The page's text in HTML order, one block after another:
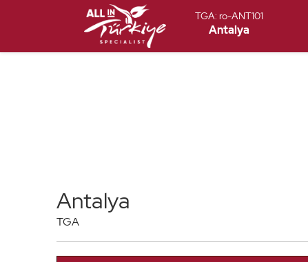
TGA: ro-ANT101
Antalya
Antalya
TGA